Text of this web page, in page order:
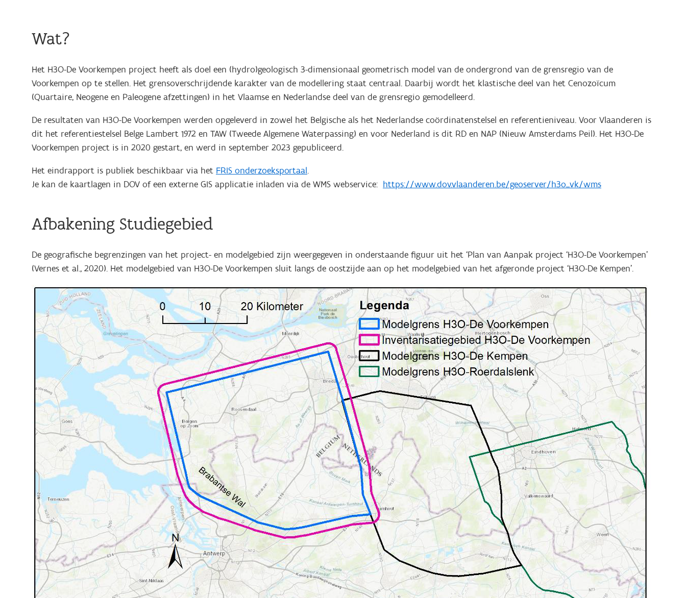
Wat?
Het H3O-De Voorkempen project heeft als doel een (hydro)geologisch 3-dimensionaal geometrisch model van de ondergrond van de grensregio van de
Voorkempen op te stellen. Het grensoverschrijdende karakter van de modellering staat centraal. Daarbij wordt het klastische deel van het Cenozoïcum
(Quartaire, Neogene en Paleogene afzettingen) in het Vlaamse en Nederlandse deel van de grensregio gemodelleerd.
De resultaten van H3O-De Voorkempen werden opgeleverd in zowel het Belgische als het Nederlandse coördinatenstelsel en referentieniveau. Voor Vlaanderen is
dit het referentiestelsel Belge Lambert 1972 en TAW (Tweede Algemene Waterpassing) en voor Nederland is dit RD en NAP (Nieuw Amsterdams Peil). Het H3O-De
Voorkempen project is in 2020 gestart, en werd in september 2023 gepubliceerd.
Het eindrapport is publiek beschikbaar via het FRIS onderzoeksportaal.
Je kan de kaartlagen in DOV of een externe GIS applicatie inladen via de WMS webservice: https://www.dov.vlaanderen.be/geoserver/h3o_vk/wms
Afbakening Studiegebied
De geografische begrenzingen van het project- en modelgebied zijn weergegeven in onderstaande figuur uit het ‘Plan van Aanpak project ‘H3O-De Voorkempen’
(Vernes et al., 2020). Het modelgebied van H3O-De Voorkempen sluit langs de oostzijde aan op het modelgebied van het afgeronde project ‘H3O-De Kempen’.